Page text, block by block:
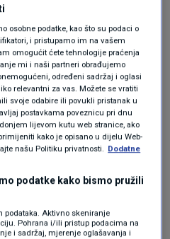
osobne podatke, kao što su podaci o
i pristupamo im na vašem
omogućit ćete tehnologije praćenja
mi i naši partneri obrađujemo
određeni sadržaj i oglasi
relevantni za vas. Možete se vratiti
svoje odabire ili povukli pristanak u
postavkama poveznicu pri dnu
lijevom kutu web stranice, ako
kako je opisano u dijelu Web-
našu Politiku privatnosti. Dodatne
podatke kako bismo pružili
podataka. Aktivno skeniranje
Pohrana i/ili pristup podacima na
i sadržaj, mjerenje oglašavanja i